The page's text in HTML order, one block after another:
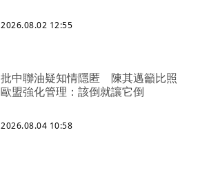
2026.08.02 12:55
批中聯油疑知情隱匿 陳其邁籲比照
歐盟強化管理：該倒就讓它倒
2026.08.04 10:58